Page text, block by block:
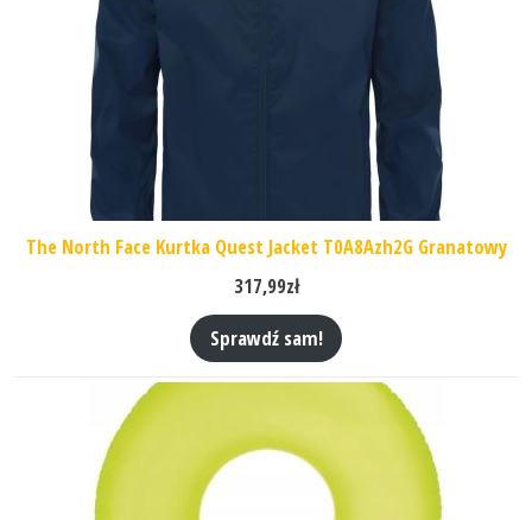
The North Face Kurtka Quest Jacket T0A8Azh2G Granatowy
317,99zł
Sprawdź sam!